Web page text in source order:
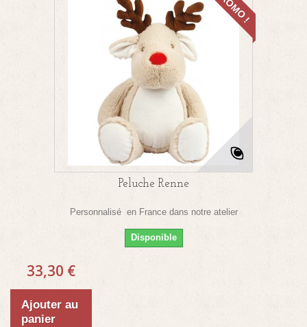
Peluche Renne
Personnalisé en France dans notre atelier
Disponible
33,30 €
Ajouter au
panier